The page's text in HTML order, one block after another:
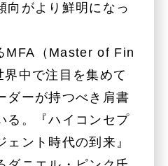
向がより鮮明になっ
MFA（Master of Fin
中で注目を集めて
ダーが持つべき肩書
る。『ハイコンセプ
ェント時代の到来』